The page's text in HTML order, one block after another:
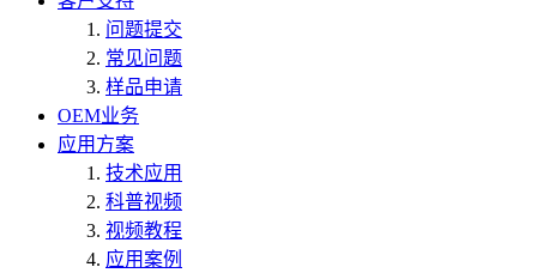
问题提交
常见问题
样品申请
OEM业务
应用方案
技术应用
科普视频
视频教程
应用案例